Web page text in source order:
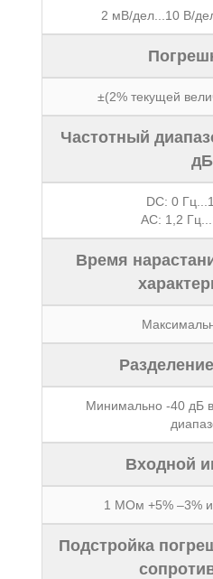
2 мВ/дел...10 В/
±(2% текущей
Частотный
дБ
DC: 0
AC: 1,2
Время
Минимально -40 дБ
Входной
1 МОм +5% –3%
Подстройка